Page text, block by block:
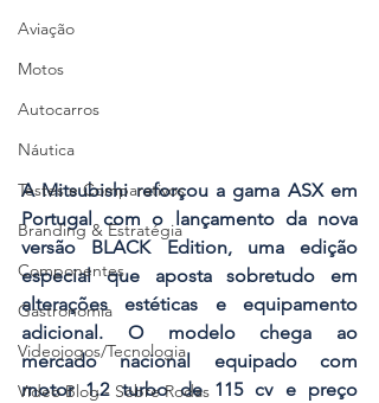
Aviação
Motos
Autocarros
Náutica
Testes e Comparativos
Branding & Estratégia
Componentes
Gastronomia
Videojogos/Tecnologia
Vídeo Blog - Sobre Rodas
A Mitsubishi reforçou a gama ASX em
Portugal com o lançamento da nova
versão BLACK Edition, uma edição
especial que aposta sobretudo em
alterações estéticas e equipamento
adicional. O modelo chega ao
mercado nacional equipado com
motor 1.2 turbo de 115 cv e preço